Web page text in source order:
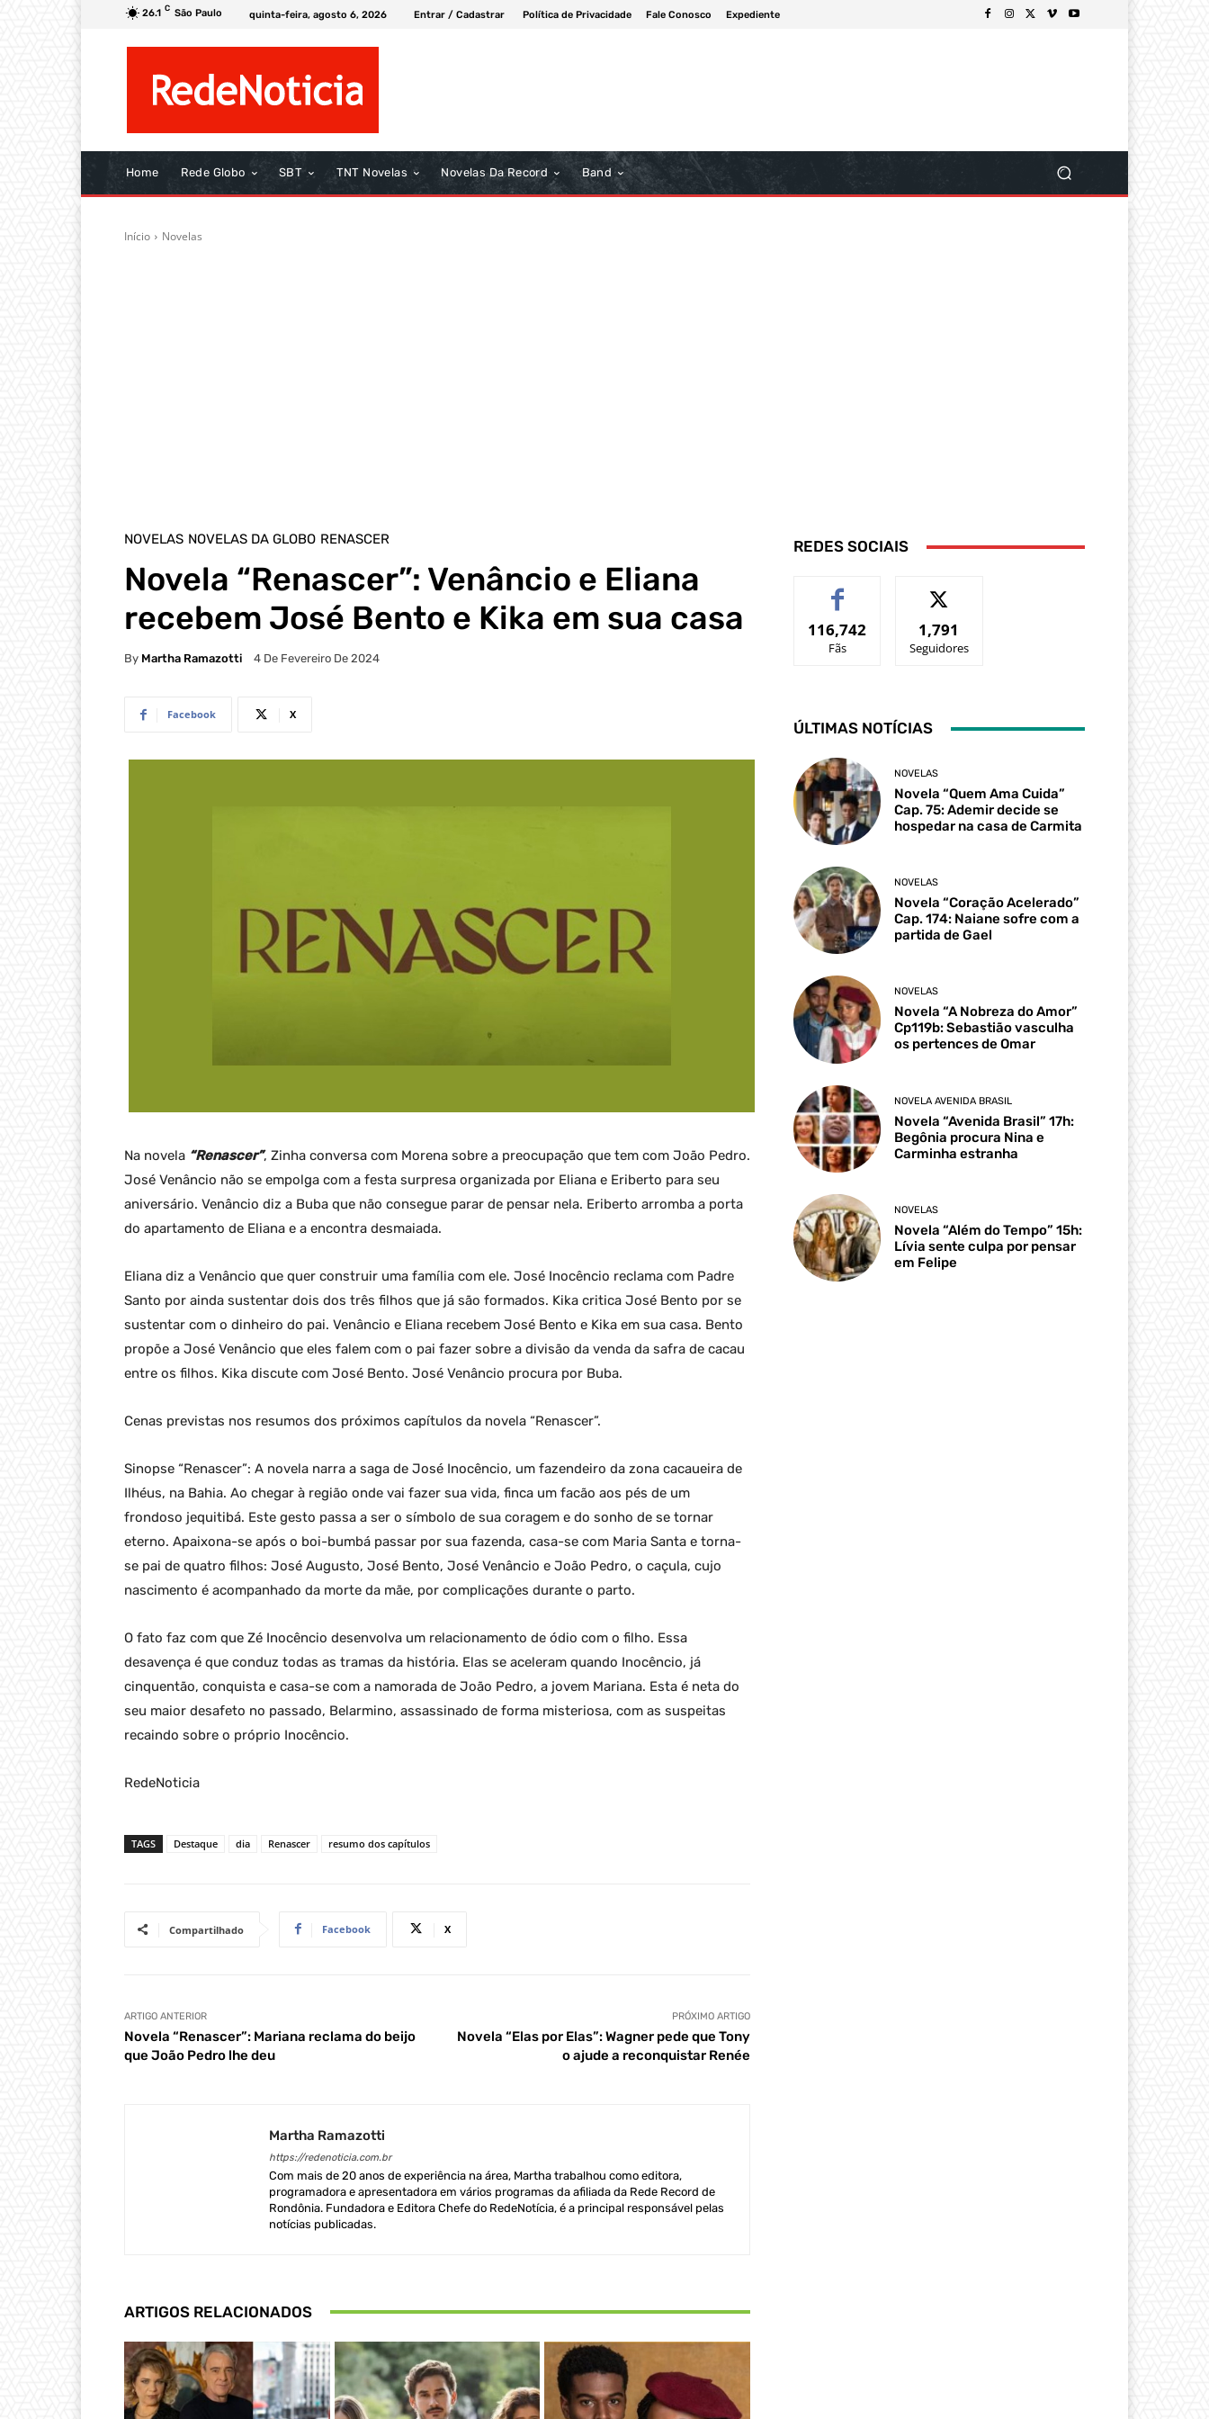
26.1 C São Paulo quinta-feira, agosto 6, 2026 Entrar / Cadastrar Política de Privacidade Fale Conosco Expediente
Home Rede Globo SBT TNT Novelas Novelas Da Record Band
Início Novelas
NOVELAS NOVELAS DA GLOBO RENASCER
Novela “Renascer”: Venâncio e Eliana
recebem José Bento e Kika em sua casa
By Martha Ramazotti 4 De Fevereiro De 2024
Facebook X
Na novela “Renascer”, Zinha conversa com Morena sobre a preocupação que tem com João Pedro.
José Venâncio não se empolga com a festa surpresa organizada por Eliana e Eriberto para seu
aniversário. Venâncio diz a Buba que não consegue parar de pensar nela. Eriberto arromba a porta
do apartamento de Eliana e a encontra desmaiada.
Eliana diz a Venâncio que quer construir uma família com ele. José Inocêncio reclama com Padre
Santo por ainda sustentar dois dos três filhos que já são formados. Kika critica José Bento por se
sustentar com o dinheiro do pai. Venâncio e Eliana recebem José Bento e Kika em sua casa. Bento
propõe a José Venâncio que eles falem com o pai fazer sobre a divisão da venda da safra de cacau
entre os filhos. Kika discute com José Bento. José Venâncio procura por Buba.
Cenas previstas nos resumos dos próximos capítulos da novela “Renascer”.
Sinopse “Renascer”: A novela narra a saga de José Inocêncio, um fazendeiro da zona cacaueira de
Ilhéus, na Bahia. Ao chegar à região onde vai fazer sua vida, finca um facão aos pés de um
frondoso jequitibá. Este gesto passa a ser o símbolo de sua coragem e do sonho de se tornar
eterno. Apaixona-se após o boi-bumbá passar por sua fazenda, casa-se com Maria Santa e torna-
se pai de quatro filhos: José Augusto, José Bento, José Venâncio e João Pedro, o caçula, cujo
nascimento é acompanhado da morte da mãe, por complicações durante o parto.
O fato faz com que Zé Inocêncio desenvolva um relacionamento de ódio com o filho. Essa
desavença é que conduz todas as tramas da história. Elas se aceleram quando Inocêncio, já
cinquentão, conquista e casa-se com a namorada de João Pedro, a jovem Mariana. Esta é neta do
seu maior desafeto no passado, Belarmino, assassinado de forma misteriosa, com as suspeitas
recaindo sobre o próprio Inocêncio.
RedeNoticia
TAGS Destaque dia Renascer resumo dos capítulos
Compartilhado Facebook X
ARTIGO ANTERIOR
Novela “Renascer”: Mariana reclama do beijo
que João Pedro lhe deu
PRÓXIMO ARTIGO
Novela “Elas por Elas”: Wagner pede que Tony
o ajude a reconquistar Renée
Martha Ramazotti
https://redenoticia.com.br
Com mais de 20 anos de experiência na área, Martha trabalhou como editora,
programadora e apresentadora em vários programas da afiliada da Rede Record de
Rondônia. Fundadora e Editora Chefe do RedeNotícia, é a principal responsável pelas
notícias publicadas.
ARTIGOS RELACIONADOS
REDES SOCIAIS
116,742
Fãs
1,791
Seguidores
ÚLTIMAS NOTÍCIAS
NOVELAS
Novela “Quem Ama Cuida”
Cap. 75: Ademir decide se
hospedar na casa de Carmita
NOVELAS
Novela “Coração Acelerado”
Cap. 174: Naiane sofre com a
partida de Gael
NOVELAS
Novela “A Nobreza do Amor”
Cp119b: Sebastião vasculha
os pertences de Omar
NOVELA AVENIDA BRASIL
Novela “Avenida Brasil” 17h:
Begônia procura Nina e
Carminha estranha
NOVELAS
Novela “Além do Tempo” 15h:
Lívia sente culpa por pensar
em Felipe